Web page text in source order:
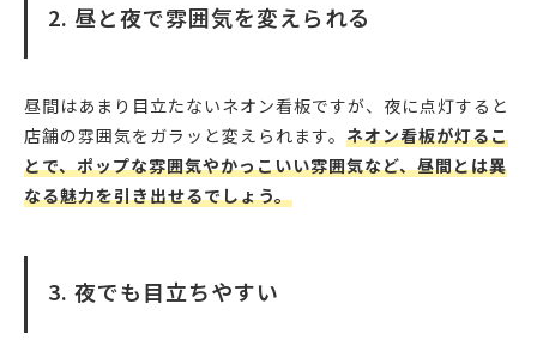
2. 昼と夜で雰囲気を変えられる
昼間はあまり目立たないネオン看板ですが、夜に点灯すると
店舗の雰囲気をガラッと変えられます。 ネオン看板が灯るこ
とで、ポップな雰囲気やかっこいい雰囲気など、昼間とは異
なる魅力を引き出せるでしょう。
3. 夜でも目立ちやすい